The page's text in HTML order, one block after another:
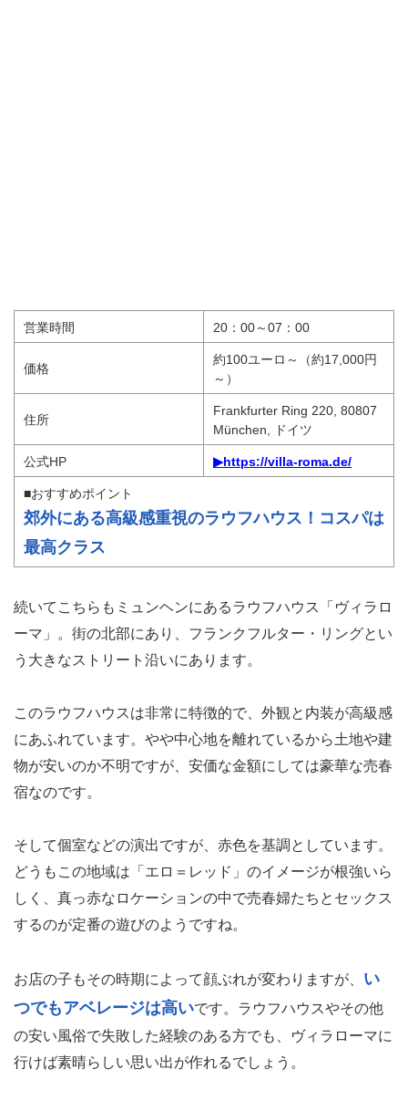
営業時間 20：00～07：00
価格
約100ユーロ～（約17,000円
～）
住所
Frankfurter Ring 220, 80807
München, ドイツ
公式HP ▶https://villa-roma.de/
■おすすめポイント
郊外にある高級感重視のラウフハウス！コスパは
最高クラス
続いてこちらもミュンヘンにあるラウフハウス「ヴィラロ
ーマ」。街の北部にあり、フランクフルター・リングとい
う大きなストリート沿いにあります。
このラウフハウスは非常に特徴的で、外観と内装が高級感
にあふれています。やや中心地を離れているから土地や建
物が安いのか不明ですが、安価な金額にしては豪華な売春
宿なのです。
そして個室などの演出ですが、赤色を基調としています。
どうもこの地域は「エロ＝レッド」のイメージが根強いら
しく、真っ赤なロケーションの中で売春婦たちとセックス
するのが定番の遊びのようですね。
お店の子もその時期によって顔ぶれが変わりますが、 い
つでもアベレージは高いです。ラウフハウスやその他
の安い風俗で失敗した経験のある方でも、ヴィラローマに
行けば素晴らしい思い出が作れるでしょう。